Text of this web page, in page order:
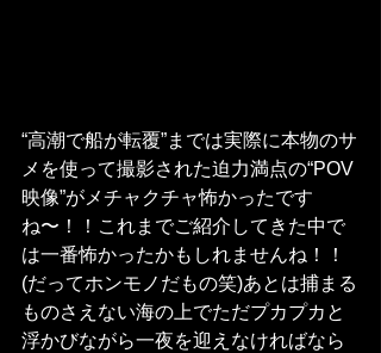
“高潮で船が転覆”までは実際に本物のサ
メを使って撮影された迫力満点の“POV
映像”がメチャクチャ怖かったです
ね〜！！これまでご紹介してきた中で
は一番怖かったかもしれませんね！！
(だってホンモノだもの笑)あとは捕まる
ものさえない海の上でただプカプカと
浮かびながら一夜を迎えなければなら